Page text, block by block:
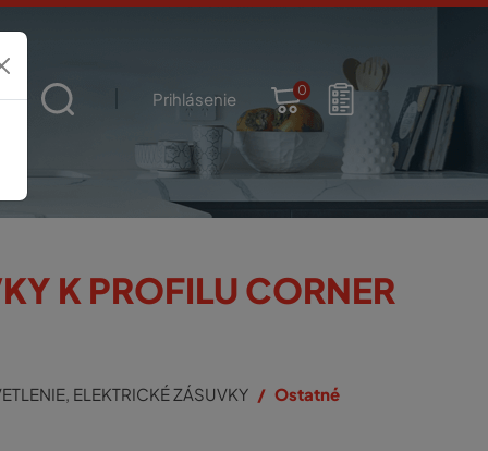
Prihlásenie 0
K PROFILU CORNER
ELEKTRICKÉ ZÁSUVKY Ostatné